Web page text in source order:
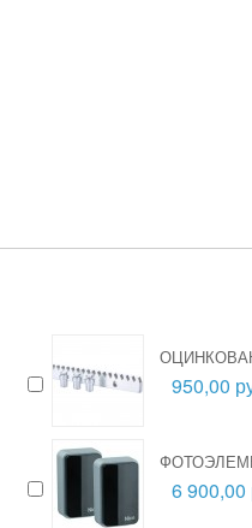
950,00
6 900,00